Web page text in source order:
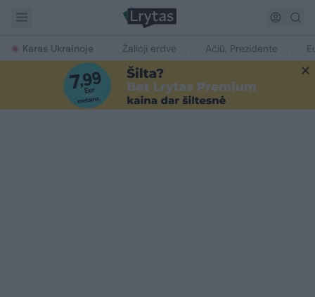
Karas Ukrainoje Žalioji erdvė Ačiū, Prezidente